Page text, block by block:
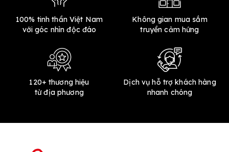
100% tinh thần Việt Nam
với góc nhìn độc đáo
Không gian mua sắm
truyền cảm hứng
120+ thương hiệu
từ địa phương
Dịch vụ hỗ trợ khách hàng
nhanh chóng